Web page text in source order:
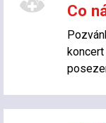
Co
koncert